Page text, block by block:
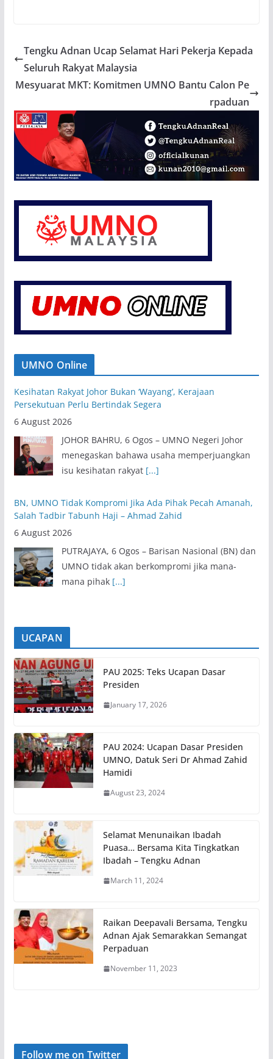
Tengku Adnan Ucap Selamat Hari Pekerja Kepada
Seluruh Rakyat Malaysia
Mesyuarat MKT: Komitmen UMNO Bantu Calon Pe
rpaduan
UMNO Online
Kesihatan Rakyat Johor Bukan ‘Wayang’, Kerajaan
Persekutuan Perlu Bertindak Segera
6 August 2026
JOHOR BAHRU, 6 Ogos – UMNO Negeri Johor
menegaskan bahawa usaha memperjuangkan
isu kesihatan rakyat [...]
BN, UMNO Tidak Kompromi Jika Ada Pihak Pecah Amanah,
Salah Tadbir Tabunh Haji – Ahmad Zahid
6 August 2026
PUTRAJAYA, 6 Ogos – Barisan Nasional (BN) dan
UMNO tidak akan berkompromi jika mana-
mana pihak [...]
UCAPAN
PAU 2025: Teks Ucapan Dasar
Presiden
January 17, 2026
PAU 2024: Ucapan Dasar Presiden
UMNO, Datuk Seri Dr Ahmad Zahid
Hamidi
August 23, 2024
Selamat Menunaikan Ibadah
Puasa… Bersama Kita Tingkatkan
Ibadah – Tengku Adnan
March 11, 2024
Raikan Deepavali Bersama, Tengku
Adnan Ajak Semarakkan Semangat
Perpaduan
November 11, 2023
Follow me on Twitter